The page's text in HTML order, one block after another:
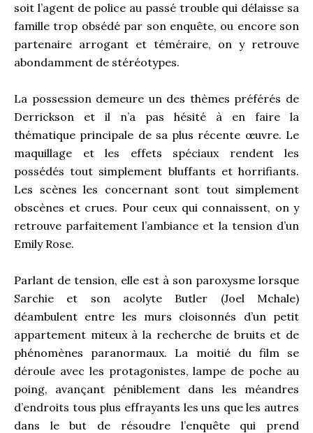
soit l’agent de police au passé trouble qui délaisse sa
famille trop obsédé par son enquête, ou encore son
partenaire arrogant et téméraire, on y retrouve
abondamment de stéréotypes.
La possession demeure un des thèmes préférés de
Derrickson et il n’a pas hésité à en faire la
thématique principale de sa plus récente œuvre. Le
maquillage et les effets spéciaux rendent les
possédés tout simplement bluffants et horrifiants.
Les scènes les concernant sont tout simplement
obscènes et crues. Pour ceux qui connaissent, on y
retrouve parfaitement l’ambiance et la tension d’un
Emily Rose.
Parlant de tension, elle est à son paroxysme lorsque
Sarchie et son acolyte Butler (Joel Mchale)
déambulent entre les murs cloisonnés d’un petit
appartement miteux à la recherche de bruits et de
phénomènes paranormaux. La moitié du film se
déroule avec les protagonistes, lampe de poche au
poing, avançant péniblement dans les méandres
d’endroits tous plus effrayants les uns que les autres
dans le but de résoudre l’enquête qui prend